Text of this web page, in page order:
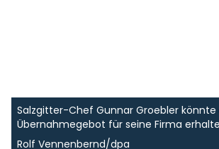
Salzgitter-Chef Gunnar Groebler
Übernahmegebot für seine Firma
Rolf Vennenbernd/dpa